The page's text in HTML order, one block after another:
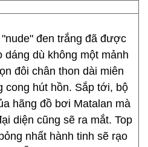
đen trắng đã được
dáng dù không một mảnh
đôi chân thon dài miên
cong hút hồn. Sắp tới, bộ
hãng đồ bơi Matalan mà
diện cũng sẽ ra mắt. Top
nhất hành tinh sẽ rạo